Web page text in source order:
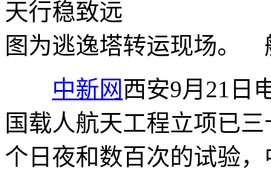
图为逃逸塔转运现场。
中新网西安9月21日
国载人航天工程立项已
个日夜和数百次的试验